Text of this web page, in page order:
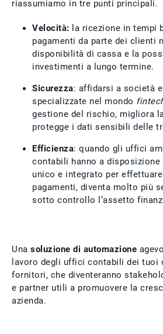
riassumiamo in tre punti principali.
Velocità: la ricezione in tempi
pagamenti da parte dei clienti
disponibilità di cassa e la
investimenti a lungo termine.
Sicurezza: affidarsi a società
specializzate nel mondo
gestione del rischio, migliora
protegge i dati sensibili delle
Efficienza: quando gli uffici
contabili hanno a disposizione
unico e integrato per
pagamenti, diventa molto più
sotto controllo l’assetto
Una soluzione di automazione
lavoro degli uffici contabili dei tuoi
fornitori, che diventeranno
e partner utili a promuovere la
azienda.